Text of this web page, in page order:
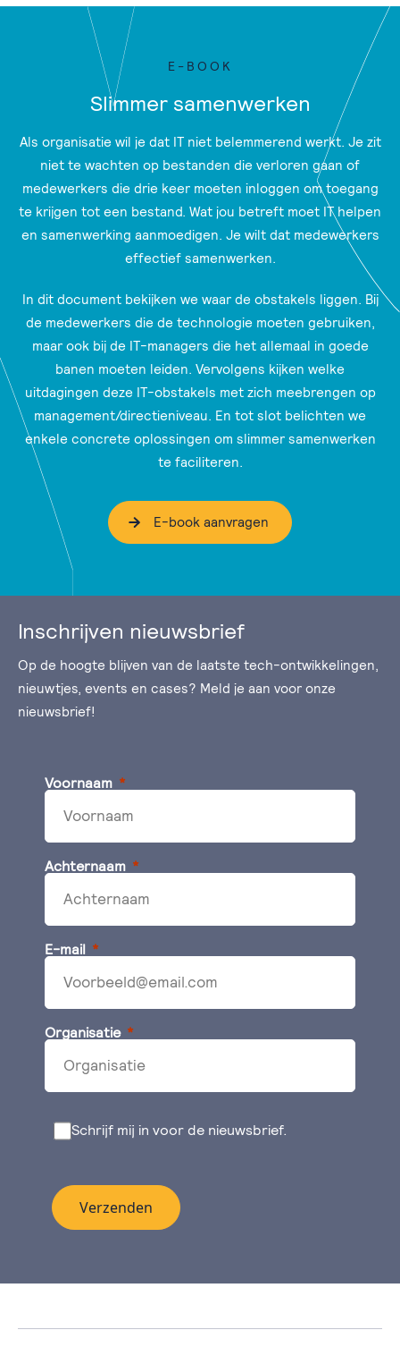
E-BOOK
Slimmer samenwerken
Als organisatie wil je dat IT niet belemmerend werkt. Je zit
niet te wachten op bestanden die verloren gaan of
medewerkers die drie keer moeten inloggen om toegang
te krijgen tot een bestand. Wat jou betreft moet IT helpen
en samenwerking aanmoedigen. Je wilt dat medewerkers
effectief samenwerken.
In dit document bekijken we waar de obstakels liggen. Bij
de medewerkers die de technologie moeten gebruiken,
maar ook bij de IT-managers die het allemaal in goede
banen moeten leiden. Vervolgens kijken welke
uitdagingen deze IT-obstakels met zich meebrengen op
management/directieniveau. En tot slot belichten we
enkele concrete oplossingen om slimmer samenwerken
te faciliteren.
E-book aanvragen
Inschrijven nieuwsbrief
Op de hoogte blijven van de laatste tech-ontwikkelingen,
nieuwtjes, events en cases? Meld je aan voor onze
nieuwsbrief!
Voornaam
Achternaam
E-mail
Organisatie
Schrijf mij in voor de nieuwsbrief.
Verzenden